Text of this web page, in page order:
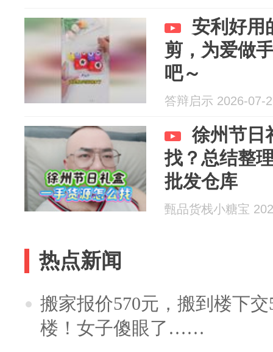
安利好用
剪，为爱做
吧～
答辩启示 2026-07-
徐州节日
找？总结整
批发仓库
甄品货栈小糖宝
热点新闻
搬家报价570元，搬到楼下
楼！女子傻眼了……